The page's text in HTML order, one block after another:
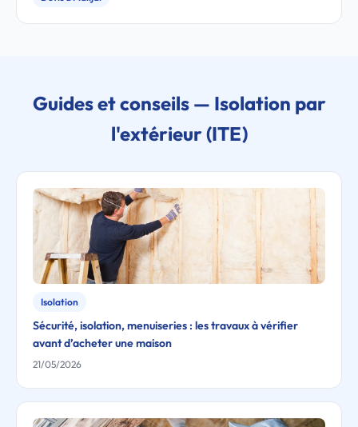
Guides et conseils — Isolation par
l'extérieur (ITE)
Isolation
Sécurité, isolation, menuiseries : les travaux à vérifier
avant d’acheter une maison
21/05/2026